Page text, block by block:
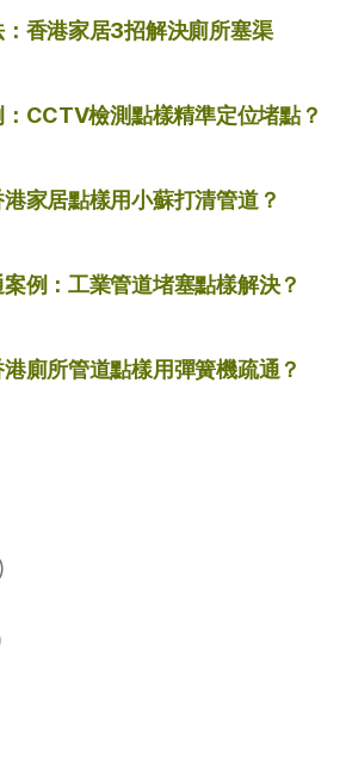
香港家居3招解決廁所塞渠
CCTV檢測點樣精準定位堵點？
家居點樣用小蘇打清管道？
例：工業管道堵塞點樣解決？
廁所管道點樣用彈簧機疏通？